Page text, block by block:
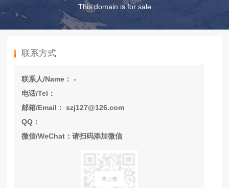
This domain is for sale
联系方式
联系人/Name： -
电话/Tel：
邮箱/Email： szj127@126.com
QQ：
微信/WeChat：请扫码添加微信